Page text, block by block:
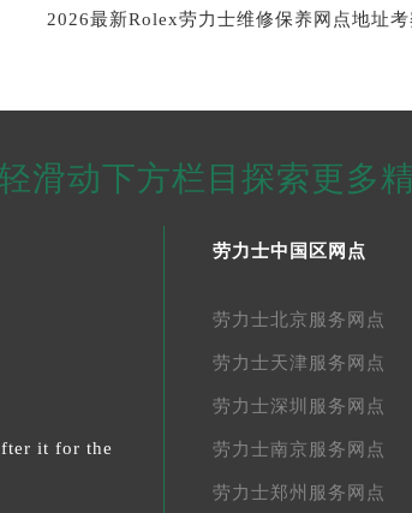
2026最新Rolex劳力士维修保养网点地址
滑动下方栏目探索更多
it for the
劳力士中国区网点
劳力士北京服务网点
劳力士天津服务网点
劳力士深圳服务网点
劳力士南京服务网点
劳力士郑州服务网点